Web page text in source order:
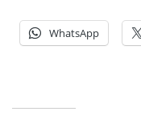
WhatsApp